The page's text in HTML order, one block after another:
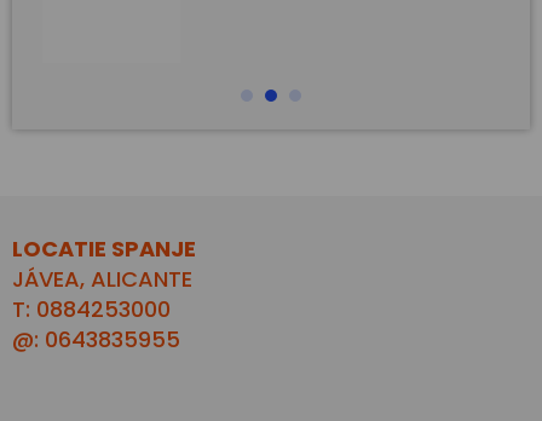
LOCATIE SPANJE
JÁVEA, ALICANTE
T: 0884253000
@: 0643835955